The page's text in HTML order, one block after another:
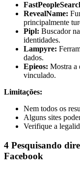
RevealName:
principalmente
Pipl: Buscador
identidades.
Lampyre:
dados.
Epieos: Mostra a
vinculado.
Limitações:
Nem todos os
Alguns sites
Verifique a
4 Pesquisando
Facebook